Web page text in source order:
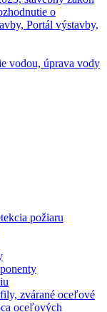
o
Portál výstavby,
vodou, úprava vody
požiaru
zvárané oceľové
oceľových